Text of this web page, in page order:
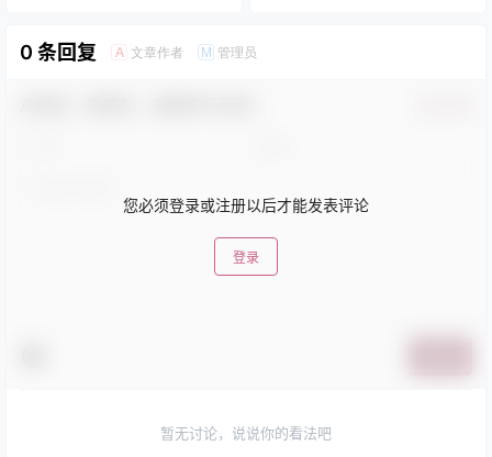
0 条回复 A 文章作者 M 管理员
您必须登录或注册以后才能发表评论
登录
暂无讨论，说说你的看法吧